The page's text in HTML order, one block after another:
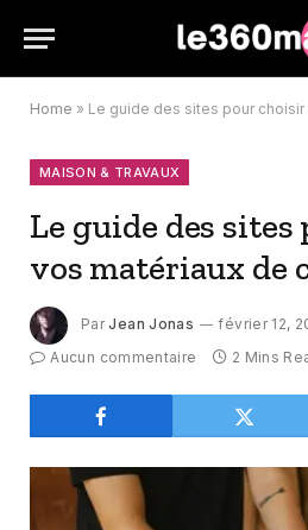
Home » Le guide des sites pour choisir
MAISON & TRAVAUX
Le guide des
vos matériaux de
Par Jean Jonas
février 12,
Aucun commentaire
2 Mins